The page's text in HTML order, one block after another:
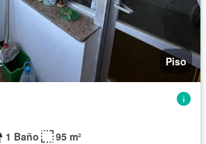
Piso
1 Baño
95 m²